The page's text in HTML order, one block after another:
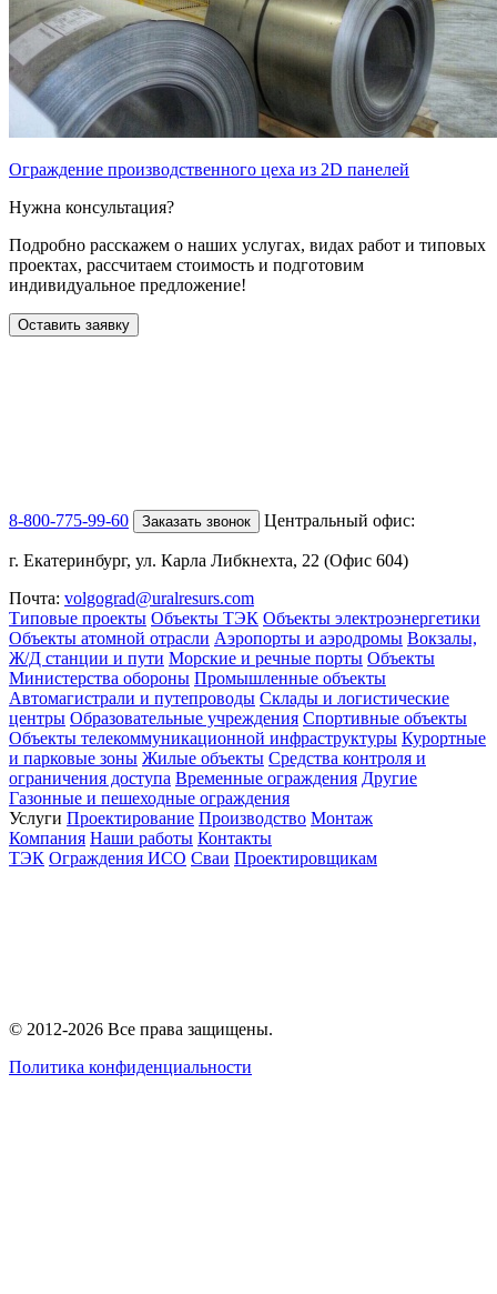
Ограждение производственного цеха из 2D панелей
Нужна консультация?
Подробно расскажем о наших услугах, видах работ и типовых
проектах, рассчитаем стоимость и подготовим
индивидуальное предложение!
Оставить заявку
8-800-775-99-60 Заказать звонок Центральный офис:
г. Екатеринбург, ул. Карла Либкнехта, 22 (Офис 604)
Почта: volgograd@uralresurs.com
Типовые проекты Объекты ТЭК Объекты электроэнергетики
Объекты атомной отрасли Аэропорты и аэродромы Вокзалы,
Ж/Д станции и пути Морские и речные порты Объекты
Министерства обороны Промышленные объекты
Автомагистрали и путепроводы Склады и логистические
центры Образовательные учреждения Спортивные объекты
Объекты телекоммуникационной инфраструктуры Курортные
и парковые зоны Жилые объекты Средства контроля и
ограничения доступа Временные ограждения Другие
Газонные и пешеходные ограждения
Услуги Проектирование Производство Монтаж
Компания Наши работы Контакты
ТЭК Ограждения ИСО Сваи Проектировщикам
© 2012-2026 Все права защищены.
Политика конфиденциальности